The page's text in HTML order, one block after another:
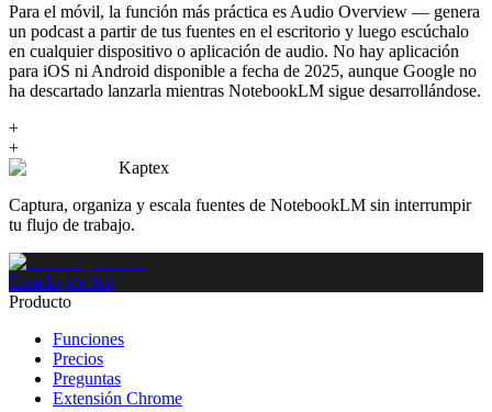
Para el móvil, la función más práctica es Audio Overview — genera
un podcast a partir de tus fuentes en el escritorio y luego escúchalo
en cualquier dispositivo o aplicación de audio. No hay aplicación
para iOS ni Android disponible a fecha de 2025, aunque Google no
ha descartado lanzarla mientras NotebookLM sigue desarrollándose.
+
+
Kaptex
Captura, organiza y escala fuentes de NotebookLM sin interrumpir
tu flujo de trabajo.
Creado por Jon
Producto
Funciones
Precios
Preguntas
Extensión Chrome